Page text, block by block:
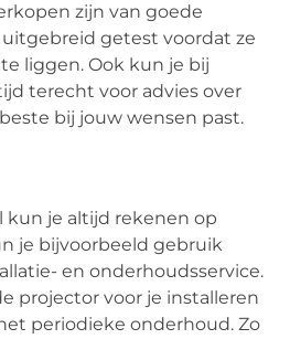
zijn van goede
getest voordat ze
liggen. Ook kun je bij
terecht voor advies over
bij jouw wensen past.
kun je altijd rekenen op
je bijvoorbeeld gebruik
en onderhoudsservice.
projector voor je installeren
periodieke onderhoud. Zo